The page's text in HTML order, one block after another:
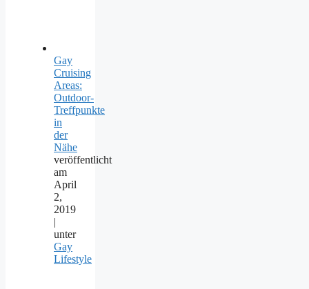
Gay
Cruising
Areas:
Outdoor-
Treffpunkte
in
der
Nähe
veröffentlicht
am
April
2,
2019
|
unter
Gay
Lifestyle